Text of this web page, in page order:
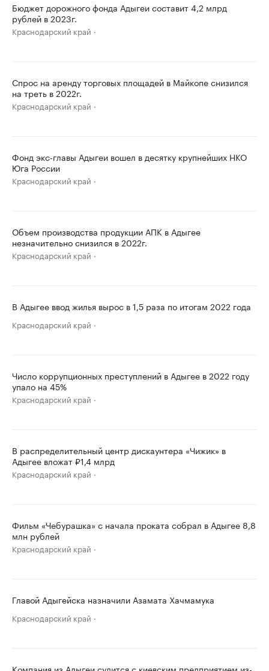
Бюджет дорожного фонда Адыгеи составит 4,2 млрд
рублей в 2023г.
Краснодарский край
Спрос на аренду торговых площадей в Майкопе снизился
на треть в 2022г.
Краснодарский край
Фонд экс-главы Адыгеи вошел в десятку крупнейших НКО
Юга России
Краснодарский край
Объем производства продукции АПК в Адыгее
незначительно снизился в 2022г.
Краснодарский край
В Адыгее ввод жилья вырос в 1,5 раза по итогам 2022 года
Краснодарский край
Число коррупционных преступлений в Адыгее в 2022 году
упало на 45%
Краснодарский край
В распределительный центр дискаунтера «Чижик» в
Адыгее вложат ₽1,4 млрд
Краснодарский край
Фильм «Чебурашка» с начала проката собрал в Адыгее 8,8
млн рублей
Краснодарский край
Главой Адыгейска назначили Азамата Хачмамука
Краснодарский край